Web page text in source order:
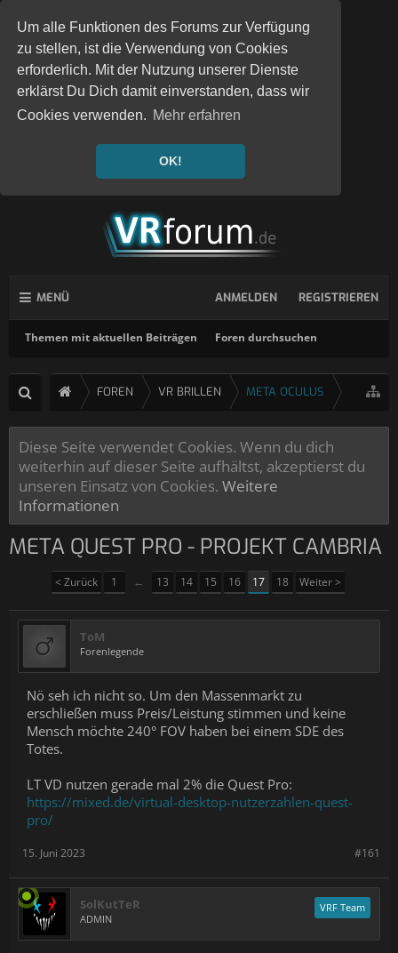
Um alle Funktionen des Forums zur Verfügung
zu stellen, ist die Verwendung von Cookies
erforderlich. Mit der Nutzung unserer Dienste
erklärst Du Dich damit einverstanden, dass wir
Cookies verwenden. Mehr erfahren
OK!
MENÜ
Themen mit aktuellen Beiträgen Foren durchsuchen
ANMELDEN REGISTRIEREN
FOREN VR BRILLEN META OCULUS
Diese Seite verwendet Cookies. Wenn du dich
weiterhin auf dieser Seite aufhältst, akzeptierst du
unseren Einsatz von Cookies. Weitere
Informationen
META QUEST PRO - PROJEKT CAMBRIA
< Zurück 1 ← 13 14 15 16 17 18 Weiter >
ToM
Forenlegende
Nö seh ich nicht so. Um den Massenmarkt zu
erschließen muss Preis/Leistung stimmen und keine
Mensch möchte 240° FOV haben bei einem SDE des
Totes.
LT VD nutzen gerade mal 2% die Quest Pro:
https://mixed.de/virtual-desktop-nutzerzahlen-quest-
pro/
#161
15. Juni 2023
SolKutTeR
ADMIN
VRF Team